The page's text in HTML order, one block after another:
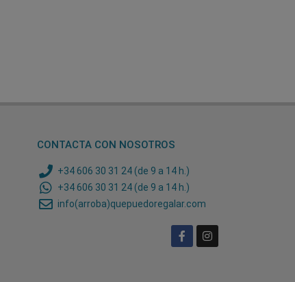
CONTACTA CON NOSOTROS
+34 606 30 31 24 (de 9 a 14 h.)
+34 606 30 31 24 (de 9 a 14 h.)
info(arroba)quepuedoregalar.com